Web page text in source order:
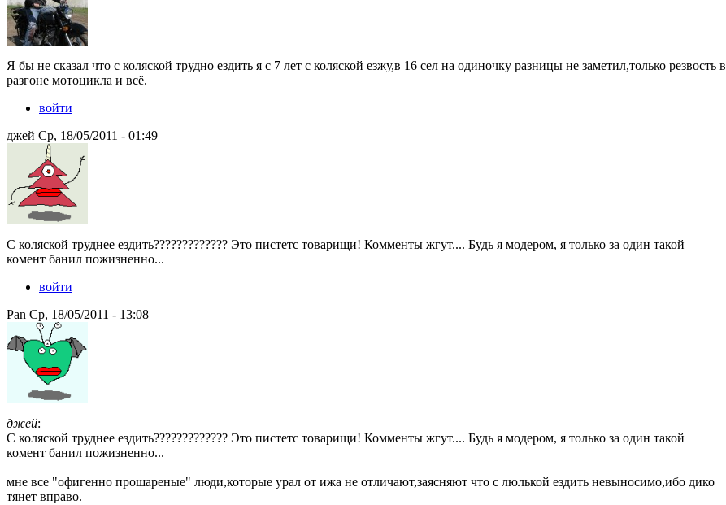
Я бы не сказал что с коляской трудно ездить я с 7 лет с коляской езжу,в 16 сел на одиночку разницы не заметил,только резвость в
разгоне мотоцикла и всё.
войти
джей Ср, 18/05/2011 - 01:49
С коляской труднее ездить????????????? Это пистетс товарищи! Комменты жгут.... Будь я модером, я только за один такой
комент банил пожизненно...
войти
Pan Ср, 18/05/2011 - 13:08
джей:
С коляской труднее ездить????????????? Это пистетс товарищи! Комменты жгут.... Будь я модером, я только за один такой
комент банил пожизненно...
мне все "офигенно прошареные" люди,которые урал от ижа не отличают,заясняют что с люлькой ездить невыносимо,ибо дико
тянет вправо.